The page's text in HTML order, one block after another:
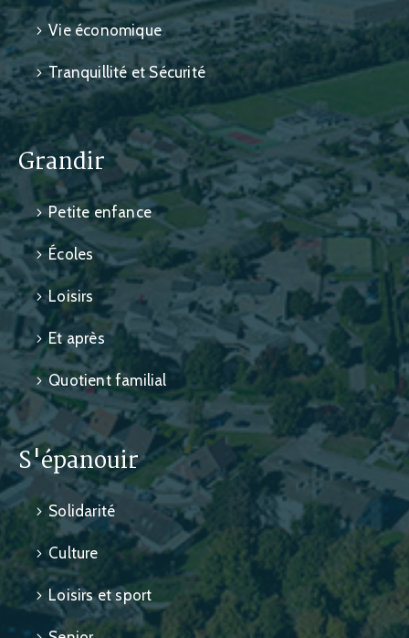
Vie économique
Tranquillité et Sécurité
Grandir
Petite enfance
Écoles
Loisirs
Et après
Quotient familial
S'épanouir
Solidarité
Culture
Loisirs et sport